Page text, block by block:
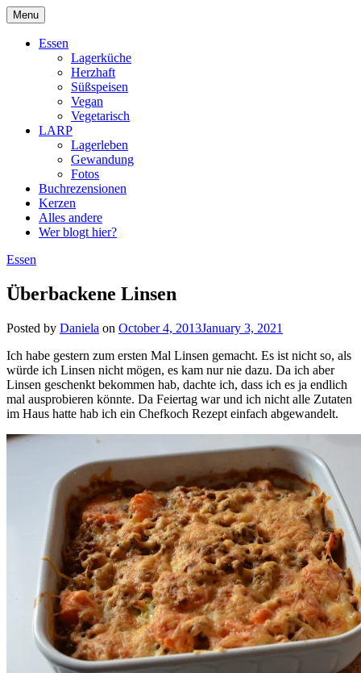
Skip
to
content
DragonDanielas Hobbyblog
Menu
Essen
Lagerküche
Herzhaft
Süßspeisen
Vegan
Vegetarisch
LARP
Lagerleben
Gewandung
Fotos
Buchrezensionen
Kerzen
Alles andere
Wer blogt hier?
Essen
Überbackene Linsen
Posted by Daniela on October 4, 2013January 3, 2021
Ich habe gestern zum ersten Mal Linsen gemacht. Es ist nicht so, als
würde ich Linsen nicht mögen, es kam nur nie dazu. Da ich aber
Linsen geschenkt bekommen hab, dachte ich, dass ich es ja endlich
mal ausprobieren könnte. Da Feiertag war und ich nicht alle Zutaten
im Haus hatte hab ich ein Chefkoch Rezept einfach abgewandelt.